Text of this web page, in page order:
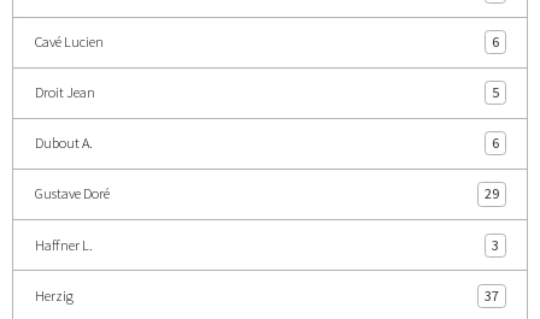
Cavé Lucien 6
Droit Jean 5
Dubout A. 6
Gustave Doré 29
Haffner L. 3
Herzig 37